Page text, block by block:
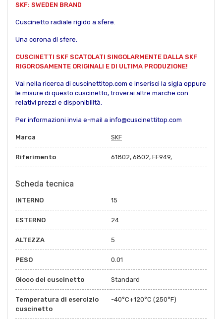
SKF: SWEDEN BRAND
Cuscinetto radiale rigido a sfere.
Una corona di sfere.
CUSCINETTI SKF SCATOLATI SINGOLARMENTE DALLA SKF
RIGOROSAMENTE ORIGINALI E DI ULTIMA PRODUZIONE!
Vai nella ricerca di cuscinettitop.com e inserisci la sigla oppure
le misure di questo cuscinetto, troverai altre marche con
relativi prezzi e disponibilità.
Per informazioni invia e-mail a info@cuscinettitop.com
Marca SKF
Riferimento 61802, 6802, FF949,
Scheda tecnica
INTERNO 15
ESTERNO 24
ALTEZZA 5
PESO 0.01
Gioco del cuscinetto Standard
Temperatura di esercizio
cuscinetto
-40°C+120°C (250°F)